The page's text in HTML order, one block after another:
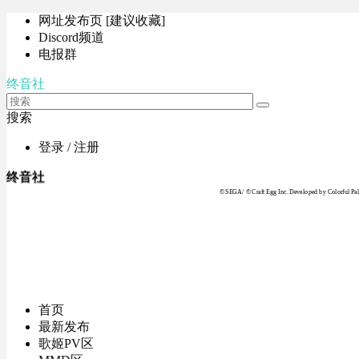
网址发布页 [建议收藏]
Discord频道
电报群
终音社
搜索
登录 / 注册
终音社
© SEGA / © Craft Egg Inc. Developed by Colorful
首页
最新发布
歌姬PV区